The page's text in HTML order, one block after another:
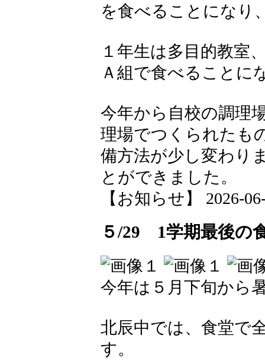
を食べることになり
１年生は多目的教室
Ａ組で食べることに
今年から自校の調理
理場でつくられたも
備方法が少し変わり
とができました。
【お知らせ】 2026-
５/29 1学期最後の
今年は５月下旬から
北辰中では、食堂で
す。